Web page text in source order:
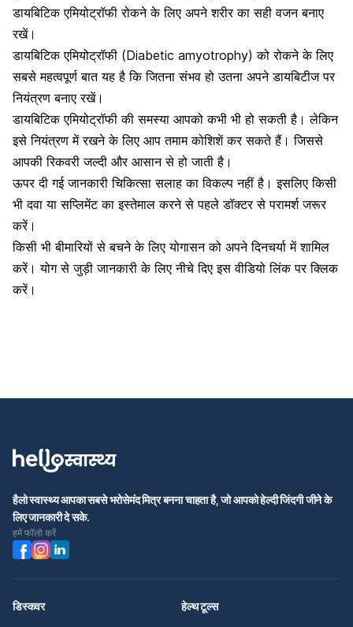
डायबिटिक एमियोट्रॉफी रोकने के लिए अपने शरीर का सही वजन बनाए
रखें।
डायबिटिक एमियोट्रॉफी (Diabetic amyotrophy) को रोकने के लिए
सबसे महत्वपूर्ण बात यह है कि जितना संभव हो उतना अपने डायबिटीज पर
नियंत्रण बनाए रखें।
डायबिटिक एमियोट्रॉफी की समस्या आपको कभी भी हो सकती है। लेकिन
इसे नियंत्रण में रखने के लिए आप तमाम कोशिशें कर सकते हैं। जिससे
आपकीरिकवरी जल्दी और आसान से हो जाती है।
ऊपर दी गई जानकारी चिकित्सा सलाह का विकल्प नहीं है। इसलिए किसी
भी दवा या सप्लिमेंट का इस्तेमाल करने से पहले डॉक्टर से परामर्श जरूर
करें।
किसी भी बीमारियों से बचने के लिए योगासन को अपने दिनचर्या में शामिल
करें। योग से जुड़ी जानकारी के लिए नीचे दिए इस वीडियो लिंक पर क्लिक
करें।
हैलो स्वास्थ्य आपका सबसे भरोसेमंद मित्र बनना चाहता है, जो आपको हेल्दी जिंदगी जीने के
लिए जानकारी दे सके.
हमें फॉलो करें
डिस्कवर हेल्थ टूल्स